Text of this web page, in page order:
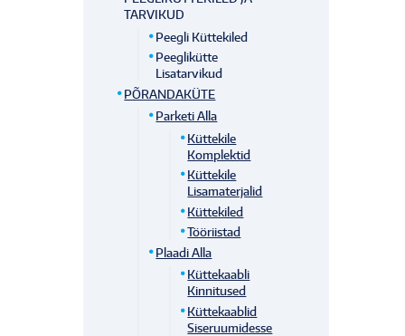
TARVIKUD
Peegli Küttekiled
Peeglikütte
Lisatarvikud
PÕRANDAKÜTE
Parketi Alla
Küttekile
Komplektid
Küttekile
Lisamaterjalid
Küttekiled
Tööriistad
Plaadi Alla
Küttekaabli
Kinnitused
Küttekaablid
Siseruumidesse